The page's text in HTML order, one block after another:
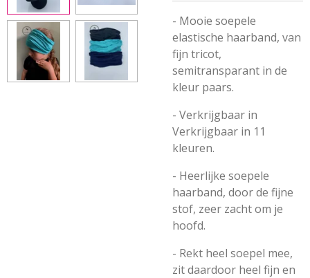
- Mooie soepele
elastische haarband, van
fijn tricot,
semitransparant in de
kleur paars.
- Verkrijgbaar in
Verkrijgbaar in 11
kleuren.
- Heerlijke soepele
haarband, door de fijne
stof, zeer zacht om je
hoofd.
- Rekt heel soepel mee,
zit daardoor heel fijn en